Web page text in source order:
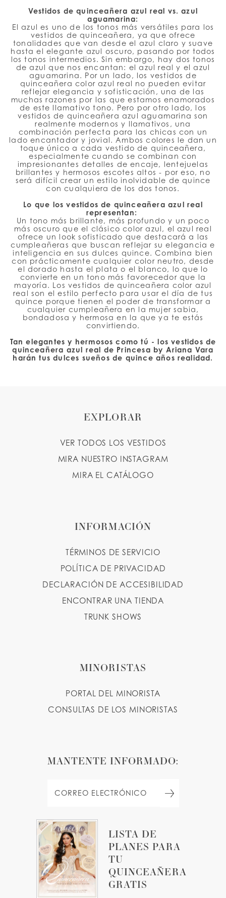
Vestidos de quinceañera azul real vs. azul
aguamarina:
El azul es uno de los tonos más versátiles para los
vestidos de quinceañera, ya que ofrece
tonalidades que van desde el azul claro y suave
hasta el elegante azul oscuro, pasando por todos
los tonos intermedios. Sin embargo, hay dos tonos
de azul que nos encantan: el azul real y el azul
aguamarina. Por un lado, los vestidos de
quinceañera color azul real no pueden evitar
reflejar elegancia y sofisticación, una de las
muchas razones por las que estamos enamorados
de este llamativo tono. Pero por otro lado, los
vestidos de quinceañera azul aguamarina son
realmente modernos y llamativos, una
combinación perfecta para las chicas con un
lado encantador y jovial. Ambos colores le dan un
toque único a cada vestido de quinceañera,
especialmente cuando se combinan con
impresionantes detalles de encaje, lentejuelas
brillantes y hermosos escotes altos - por eso, no
será difícil crear un estilo inolvidable de quince
con cualquiera de los dos tonos.
Lo que los vestidos de quinceañera azul real
representan:
Un tono más brillante, más profundo y un poco
más oscuro que el clásico color azul, el azul real
ofrece un look sofisticado que destacará a las
cumpleañeras que buscan reflejar su elegancia e
inteligencia en sus dulces quince. Combina bien
con prácticamente cualquier color neutro, desde
el dorado hasta el plata o el blanco, lo que lo
convierte en un tono más favorecedor que la
mayoría. Los vestidos de quinceañera color azul
real son el estilo perfecto para usar el día de tus
quince porque tienen el poder de transformar a
cualquier cumpleañera en la mujer sabia,
bondadosa y hermosa en la que ya te estás
convirtiendo.
Tan elegantes y hermosos como tú - los vestidos de
quinceañera azul real de Princesa by Ariana Vara
harán tus dulces sueños de quince años realidad.
LISTA DE
PLANES PARA
TU
QUINCEAÑERA
GRATIS
EXPLORAR
VER TODOS LOS VESTIDOS
MIRA NUESTRO INSTAGRAM
MIRA EL CATÁLOGO
INFORMACIÓN
TÉRMINOS DE SERVICIO
POLÍTICA DE PRIVACIDAD
DECLARACIÓN DE ACCESIBILIDAD
ENCONTRAR UNA TIENDA
TRUNK SHOWS
MINORISTAS
PORTAL DEL MINORISTA
CONSULTAS DE LOS MINORISTAS
MANTENTE INFORMADO: